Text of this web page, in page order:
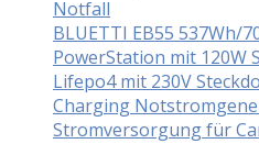
Notfall
BLUETTI EB55 537Wh/
PowerStation mit 120W
Lifepo4 mit 230V
Charging
Stromversorgung für